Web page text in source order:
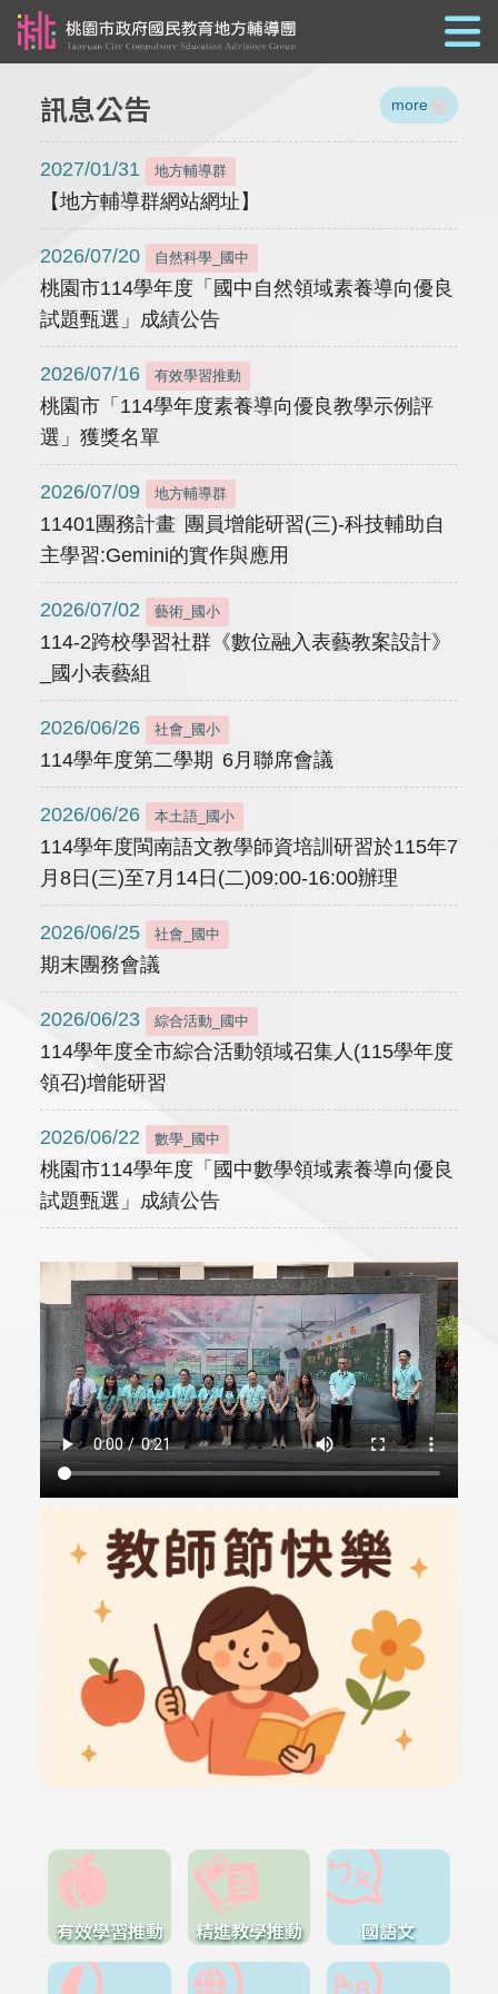
訊息公告 more
2027/01/31 地方輔導群
【地方輔導群網站網址】
2026/07/20 自然科學_國中
桃園市114學年度「國中自然領域素養導向優良
試題甄選」成績公告
2026/07/16 有效學習推動
桃園市「114學年度素養導向優良教學示例評
選」獲獎名單
2026/07/09 地方輔導群
11401團務計畫 團員增能研習(三)-科技輔助自
主學習:Gemini的實作與應用
2026/07/02 藝術_國小
114-2跨校學習社群《數位融入表藝教案設計》
_國小表藝組
2026/06/26 社會_國小
114學年度第二學期 6月聯席會議
2026/06/26 本土語_國小
114學年度閩南語文教學師資培訓研習於115年7
月8日(三)至7月14日(二)09:00-16:00辦理
2026/06/25 社會_國中
期末團務會議
2026/06/23 綜合活動_國中
114學年度全市綜合活動領域召集人(115學年度
領召)增能研習
2026/06/22 數學_國中
桃園市114學年度「國中數學領域素養導向優良
試題甄選」成績公告
有效學習推動 精進教學推動 國語文